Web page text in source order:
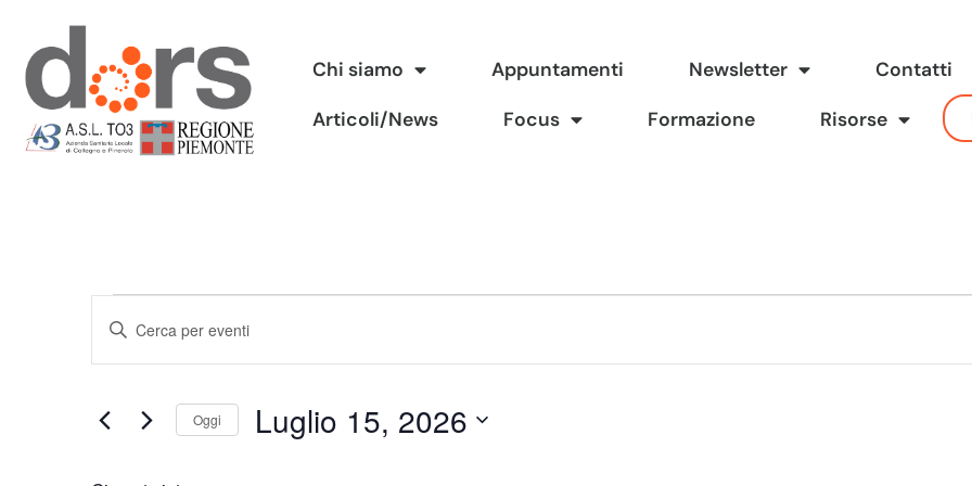
Vai
al
contenuto
Chi siamo Appuntamenti Newsletter Contatti
Articoli/News Focus Formazione Risorse
Eventi
Ricerca
viste
Inserisci
Cerca
Oggi Luglio 15, 2026